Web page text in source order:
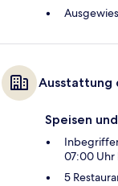
Ausstattung
Speisen
07:00 Uhr
5